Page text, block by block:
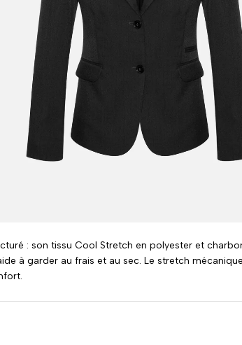
la vue de galerie
: son tissu Cool Stretch en polyester et
à garder au frais et au sec. Le stretch